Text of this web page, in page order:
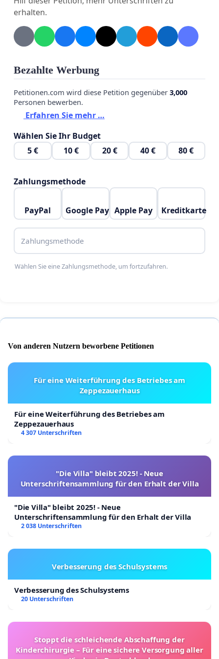
erhalten.
Bezahlte Werbung
Petitionen.com wird diese Petition gegenüber 3,000
Personen bewerben.
Erfahren Sie mehr …
Wählen Sie Ihr Budget
5 €
10 € 20 € 40 € 80 €
Zahlungsmethode
PayPal Google Pay Apple Pay Kreditkarte
Zahlungsmethode
Wählen Sie eine Zahlungsmethode, um fortzufahren.
Von anderen Nutzern beworbene Petitionen
Für eine Weiterführung des Betriebes am
Zeppezauerhaus
Für eine Weiterführung des Betriebes am
Zeppezauerhaus
4 307 Unterschriften
"Die Villa" bleibt 2025! - Neue
Unterschriftensammlung für den Erhalt der Villa
"Die Villa" bleibt 2025! - Neue
Unterschriftensammlung für den Erhalt der Villa
2 038 Unterschriften
Verbesserung des Schulsystems
Verbesserung des Schulsystems
20 Unterschriften
Stoppt die schleichende Abschaffung der
Kinderchirurgie – Für eine sichere Versorgung aller